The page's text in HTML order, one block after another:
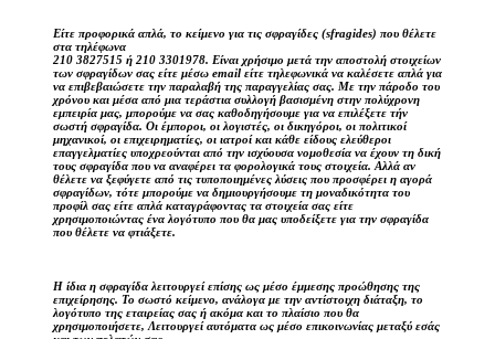
Είτε προφορικά απλά, το κείμενο για τις σφραγίδες (sfragides) που θέλετε
στα τηλέφωνα
210 3827515 ή 210 3301978. Είναι χρήσιμο μετά την αποστολή στοιχείων
των σφραγίδων σας είτε μέσω email είτε τηλεφωνικά να καλέσετε απλά για
να επιβεβαιώσετε την παραλαβή της παραγγελίας σας. Με την πάροδο του
χρόνου και μέσα από μια τεράστια συλλογή βασισμένη στην πολύχρονη
εμπειρία μας, μπορούμε να σας καθοδηγήσουμε για να επιλέξετε τήν
σωστή σφραγίδα. Οι έμποροι, οι λογιστές, οι δικηγόροι, οι πολιτικοί
μηχανικοί, οι επιχειρηματίες, οι ιατροί και κάθε είδους ελεύθεροι
επαγγελματίες υποχρεούνται από την ισχύουσα νομοθεσία να έχουν τη δική
τους σφραγίδα που να αναφέρει τα φορολογικά τους στοιχεία. Αλλά αν
θέλετε να ξεφύγετε από τις τυποποιημένες λύσεις που προσφέρει η αγορά
σφραγίδων, τότε μπορούμε να δημιουργήσουμε τη μοναδικότητα του
προφίλ σας είτε απλά καταγράφοντας τα στοιχεία σας είτε
χρησιμοποιώντας ένα λογότυπο που θα μας υποδείξετε για την σφραγίδα
που θέλετε να φτιάξετε.
Η ίδια η σφραγίδα λειτουργεί επίσης ως μέσο έμμεσης προώθησης της
επιχείρησης. Το σωστό κείμενο, ανάλογα με την αντίστοιχη διάταξη, το
λογότυπο της εταιρείας σας ή ακόμα και το πλαίσιο που θα
χρησιμοποιήσετε, Λειτουργεί αυτόματα ως μέσο επικοινωνίας μεταξύ εσάς